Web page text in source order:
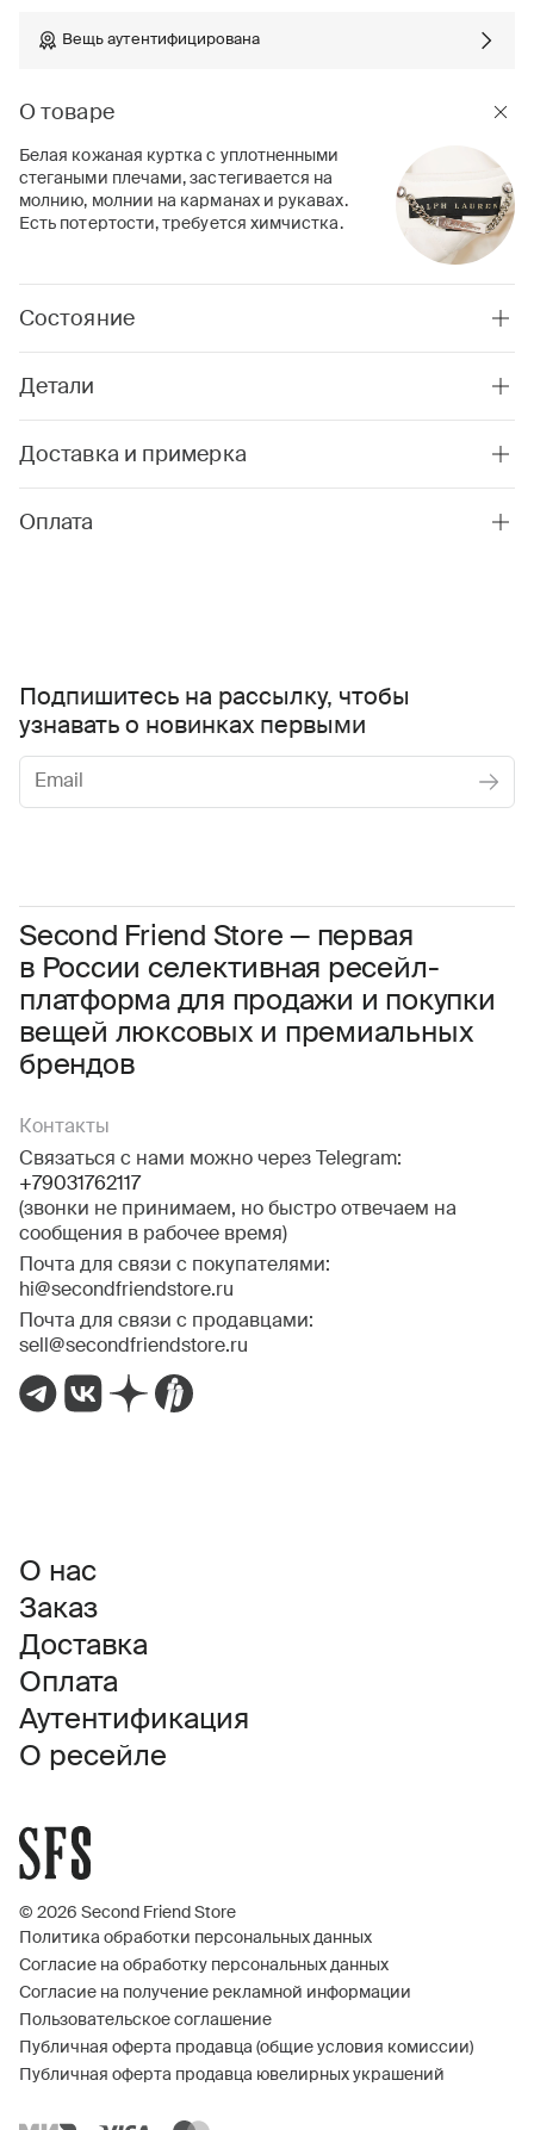
Вещь аутентифицирована
О товаре
Белая кожаная куртка с уплотненными
стегаными плечами, застегивается на
молнию, молнии на карманах и рукавах.
Есть потертости, требуется химчистка.
Состояние
Детали
Доставка и примерка
Оплата
Second Friend Store — первая
в России селективная ресейл-
платформа для продажи и покупки
вещей люксовых и премиальных
брендов
Контакты
Связаться с нами можно через Telegram:
+79031762117
(звонки не принимаем, но быстро отвечаем на
сообщения в рабочее время)
Почта для связи с покупателями:
hi@secondfriendstore.ru
Почта для связи с продавцами:
sell@secondfriendstore.ru
Подпишитесь на рассылку, чтобы
узнавать о новинках первыми
Соглашаюсь с условиями Пользовательского соглашения
Даю согласие на получение рекламной информации.
О нас
Заказ
Доставка
Оплата
Аутентификация
О ресейле
© 2026 Second Friend Store
Политика обработки персональных данных
Согласие на обработку персональных данных
Согласие на получение рекламной информации
Пользовательское соглашение
Публичная оферта продавца (общие условия комиссии)
Публичная оферта продавца ювелирных украшений